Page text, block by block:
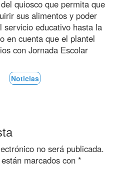
quiosco que permita que
sus alimentos y poder
servicio educativo hasta la
en cuenta que el plantel
con Jornada Escolar
Noticias
no será publicada.
marcados con *